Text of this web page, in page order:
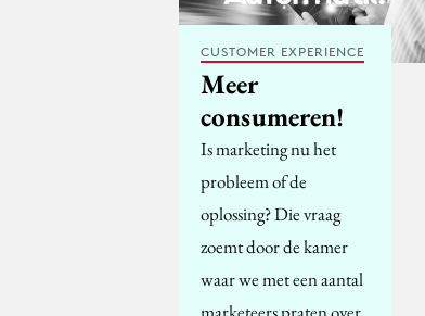
CUSTOMER EXPERIENCE
Meer
consumeren!
Is marketing nu het
probleem of de
oplossing? Die vraag
zoemt door de kamer
waar we met een aantal